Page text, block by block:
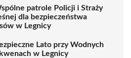
patrole Policji i Straży
dla bezpieczeństwa
w Legnicy
Lato przy Wodnych
w Legnicy